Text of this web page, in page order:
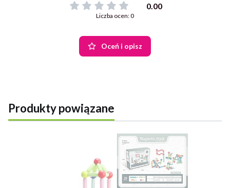
0.00
Liczba ocen: 0
Oceń i opisz
Produkty powiązane